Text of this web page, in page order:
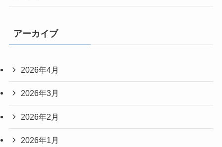
アーカイブ
2026年4月
2026年3月
2026年2月
2026年1月